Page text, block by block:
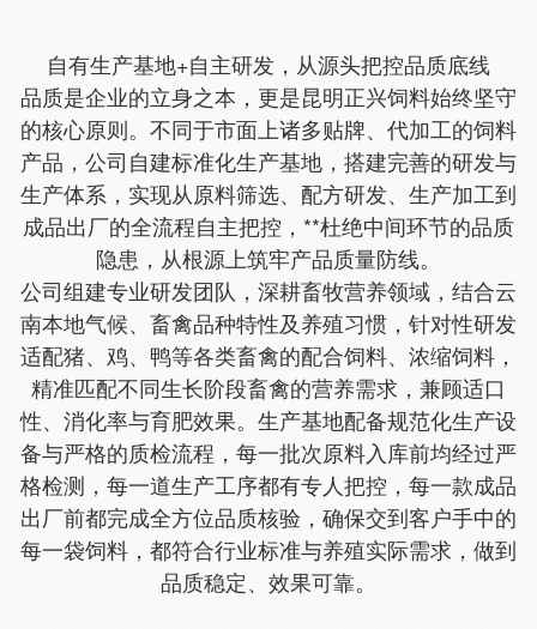
自有生产基地+自主研发，从源头把控品质底线
品质是企业的立身之本，更是昆明正兴饲料始终坚守
的核心原则。不同于市面上诸多贴牌、代加工的饲料
产品，公司自建标准化生产基地，搭建完善的研发与
生产体系，实现从原料筛选、配方研发、生产加工到
成品出厂的全流程自主把控，**杜绝中间环节的品质
隐患，从根源上筑牢产品质量防线。
公司组建专业研发团队，深耕畜牧营养领域，结合云
南本地气候、畜禽品种特性及养殖习惯，针对性研发
适配猪、鸡、鸭等各类畜禽的配合饲料、浓缩饲料，
精准匹配不同生长阶段畜禽的营养需求，兼顾适口
性、消化率与育肥效果。生产基地配备规范化生产设
备与严格的质检流程，每一批次原料入库前均经过严
格检测，每一道生产工序都有专人把控，每一款成品
出厂前都完成全方位品质核验，确保交到客户手中的
每一袋饲料，都符合行业标准与养殖实际需求，做到
品质稳定、效果可靠。